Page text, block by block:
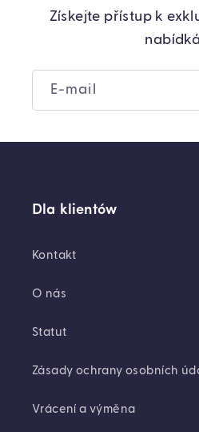
Získejte přístup k
E-mail
Dla klientów
Kontakt
O nás
Statut
Zásady ochrany osobních
Vrácení a výměna